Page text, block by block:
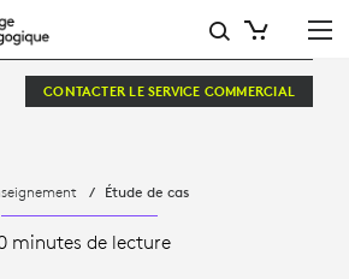
STATE
CONTACTER LE SERVICE COMMERCIAL
Étude de cas
minutes de lecture